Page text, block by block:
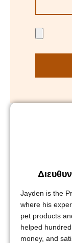
Jayden is the
where his
pet products
helped
money, and